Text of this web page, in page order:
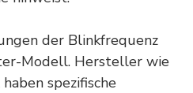
der Blinkfrequenz
Modell. Hersteller wie
spezifische